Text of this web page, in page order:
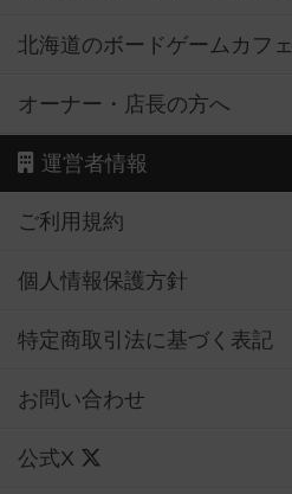
北海道のボードゲームカフェ
オーナー・店長の方へ
運営者情報
ご利用規約
個人情報保護方針
特定商取引法に基づく表記
お問い合わせ
公式X